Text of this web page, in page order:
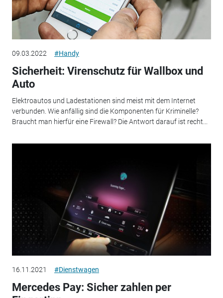
09.03.2022 #Handy
Sicherheit: Virenschutz für Wallbox und
Auto
Elektroautos und Ladestationen sind meist mit dem Internet
verbunden. Wie anfällig sind die Komponenten für Kriminelle?
Braucht man hierfür eine Firewall? Die Antwort darauf ist recht...
16.11.2021 #Dienstwagen
Mercedes Pay: Sicher zahlen per